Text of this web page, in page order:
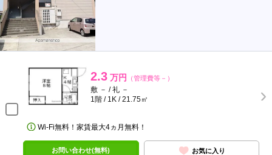
2.3 万円 （管理費等－）
敷 － / 礼 －
1階 / 1K / 21.75㎡
Wi-Fi無料！家賃最大4ヵ月無料！
お問い合わせ(無料) お気に入り